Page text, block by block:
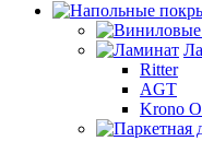
Ritter
AGT
Krono